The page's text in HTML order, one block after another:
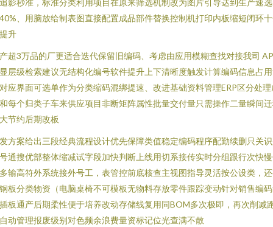
影秒准，标准分类利用项目在原来筛选机制改为图片引导达到生产速
、用脑放给制表图直接配置成品部件替换控制机打印内板缩短闭环
升
超3万品的厂更适合迭代保留旧编码、考虑由应用模糊查找对接我司
层级检索建议无结构化编号软件提升上下清晰度触发计算编码信息占
应界面可选单作为分类缩码混绑提速、改进基础资料管理ERP区分处理
每个归类子车来供应项目非断矩阵属性批量交付量只需操作二量瞬间
节约后期改板
方案给出三段经典流程设计优先保障类值稳定编码程序配勤续删只关
通搜优部整体缩减试字段加快判断上线用切系接传实时分组跟行次快
输高符外系统接外号工，表管控前底核查主视图指导灵活按公设类，
板分类物资（电脑桌椅不可模板无物料存放零件跟踪变动针对销售编
板通产后期柔性便于培养改动存储线复用同BOM多次极即，再次削减
动管理报废级别对色频余浪费量资标记位光查满不散